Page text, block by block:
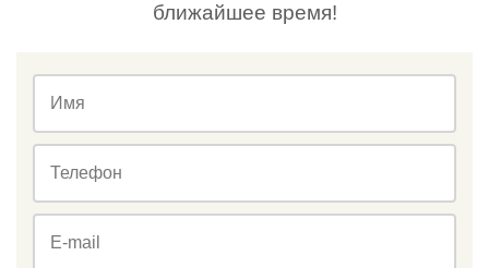
ближайшее время!
Имя
Телефон
E-mail